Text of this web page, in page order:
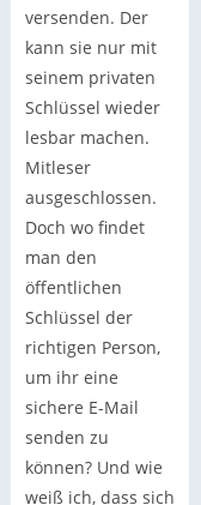
versenden. Der
kann sie nur mit
seinem privaten
Schlüssel wieder
lesbar machen.
Mitleser
ausgeschlossen.
Doch wo findet
man den
öffentlichen
Schlüssel der
richtigen Person,
um ihr eine
sichere E-Mail
senden zu
können? Und wie
weiß ich, dass sich